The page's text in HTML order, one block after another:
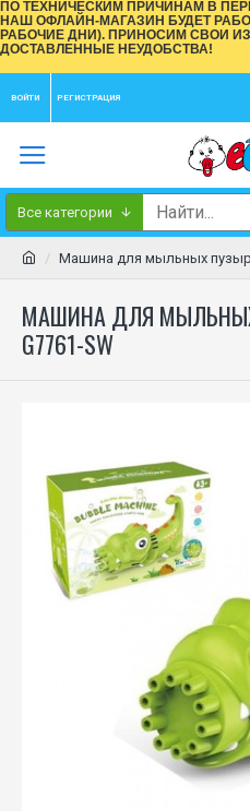
ПО ТЕХНИЧЕСКИМ ПРИЧИНАМ В
НАШ ОФЛАЙН-МАГАЗИН БУДЕТ
РАБОЧИЕ ДНИ). ПРИНОСИМ СВОИ
ДОСТАВЛЕННЫЕ НЕУДОБСТВА!
ВОЙТИ РЕГИСТРАЦИЯ
Все категории
Машина для мыльных
МАШИНА ДЛЯ
G7761-SW